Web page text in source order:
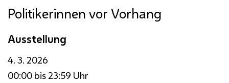
Politikerinnen vor Vorhang
Ausstellung
4. 3. 2026
00:00 bis 23:59 Uhr